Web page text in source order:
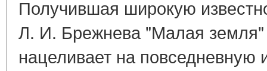
Получившая широкую
Л. И. Брежнева "Малая земля"
нацеливает на